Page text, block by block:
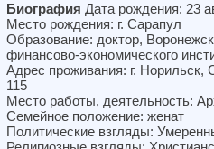
Биография Дата рождения: 23
Место рождения: г. Сарапул
Образование: доктор,
финансово-экономического
Адрес проживания: г. Норильск,
115
Место работы, деятельность:
Семейное положение: женат
Политические взгляды: